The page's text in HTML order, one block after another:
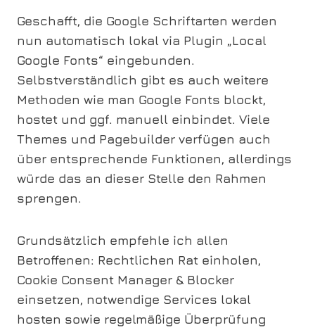
Geschafft, die Google Schriftarten werden
nun automatisch lokal via Plugin „Local
Google Fonts“ eingebunden.
Selbstverständlich gibt es auch weitere
Methoden wie man Google Fonts blockt,
hostet und ggf. manuell einbindet. Viele
Themes und Pagebuilder verfügen auch
über entsprechende Funktionen, allerdings
würde das an dieser Stelle den Rahmen
sprengen.
Grundsätzlich empfehle ich allen
Betroffenen: Rechtlichen Rat einholen,
Cookie Consent Manager & Blocker
einsetzen, notwendige Services lokal
hosten sowie regelmäßige Überprüfung